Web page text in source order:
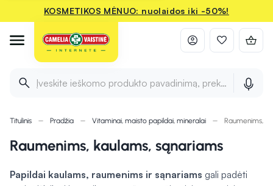
KOSMETIKOS MĖNUO: nuolaidos iki -50%!
Įveskite ieškomo produkto pavadinimą, prekės ženklą ir
Titulinis Pradžia Vitaminai, maisto papildai, mineralai Raumenims,
Raumenims, kaulams, sąnariams
Papildai kaulams, raumenims ir sąnariams gali padėti